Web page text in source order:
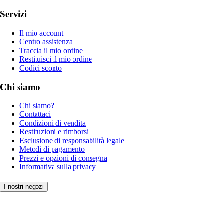
Servizi
Il mio account
Centro assistenza
Traccia il mio ordine
Restituisci il mio ordine
Codici sconto
Chi siamo
Chi siamo?
Contattaci
Condizioni di vendita
Restituzioni e rimborsi
Esclusione di responsabilità legale
Metodi di pagamento
Prezzi e opzioni di consegna
Informativa sulla privacy
I nostri negozi